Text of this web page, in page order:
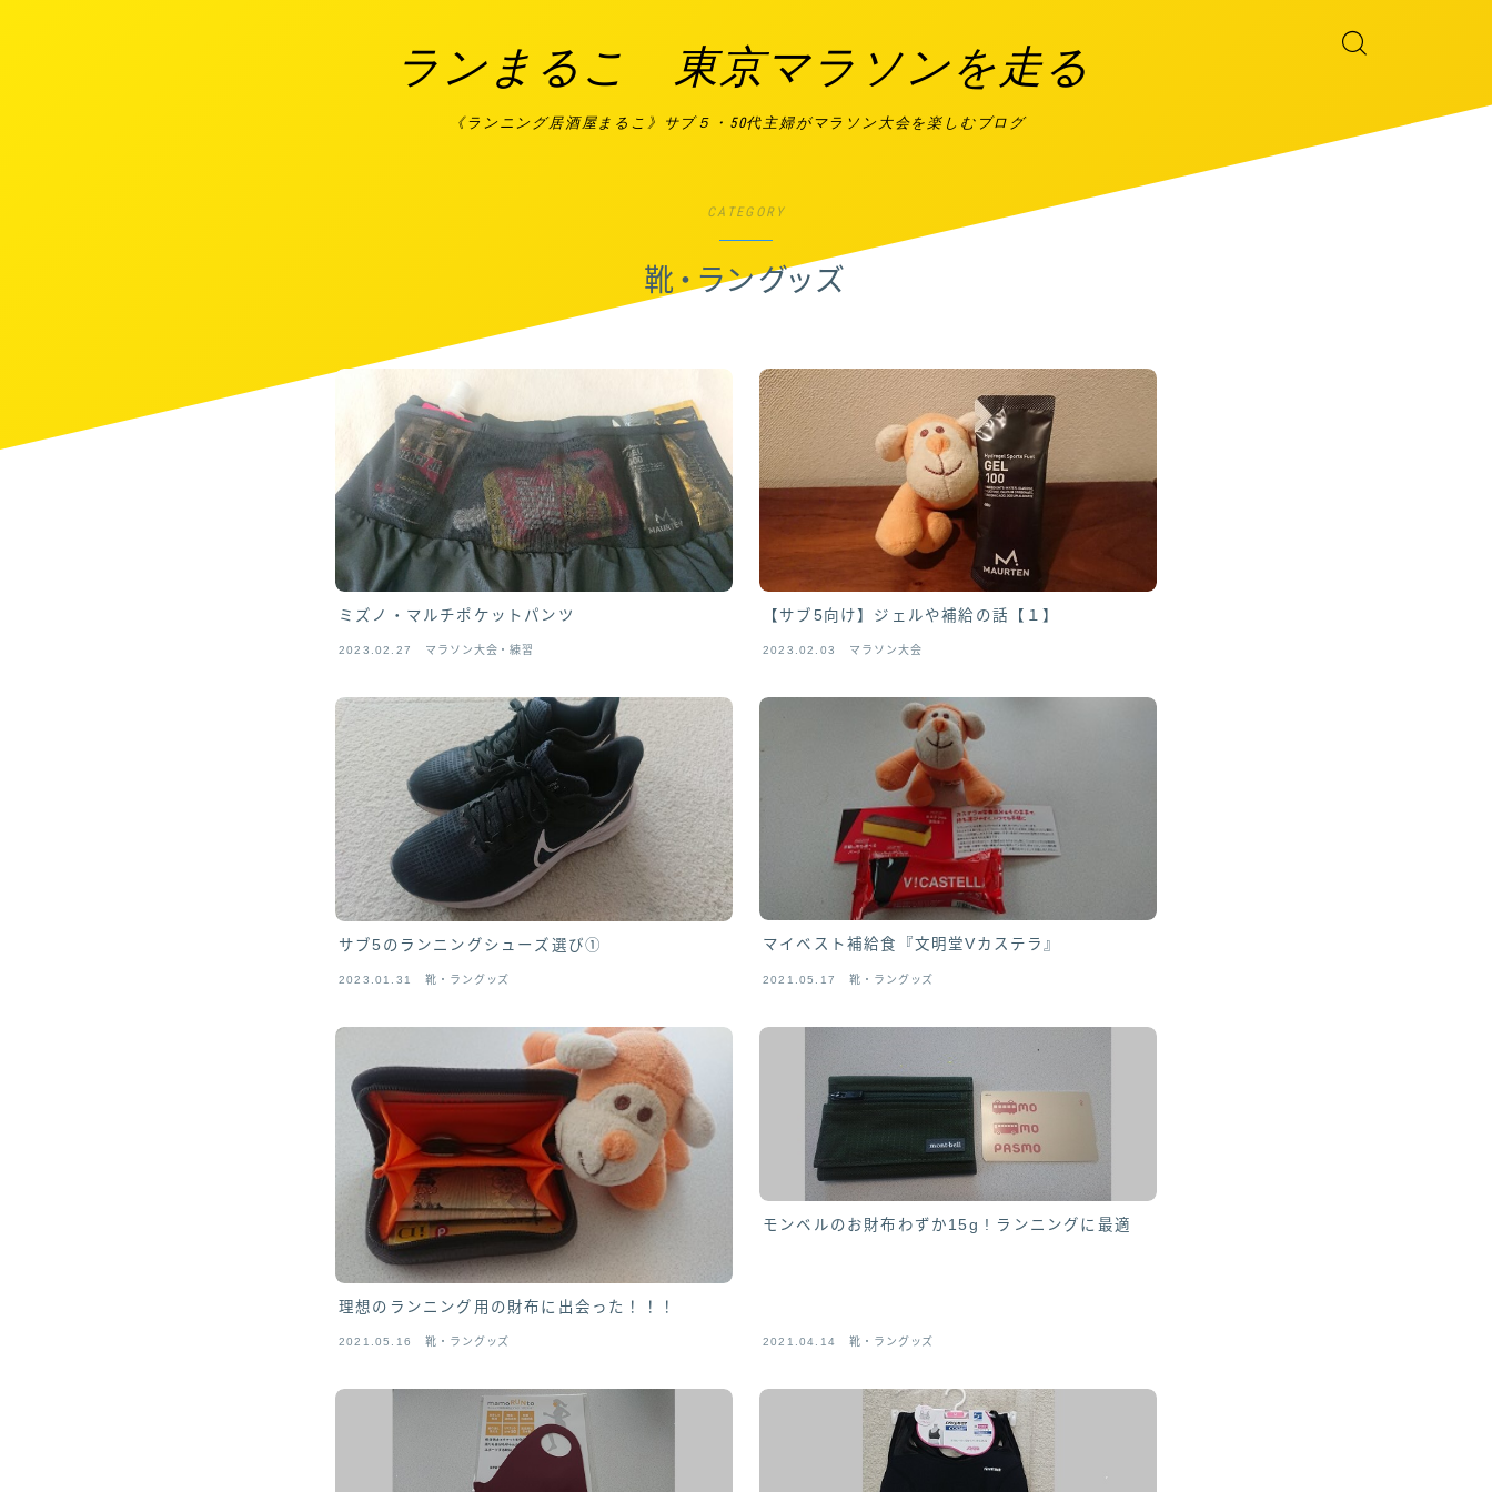
ランまるこ 東京マラソンを走る
《ランニング居酒屋まるこ》サブ５・50代主婦がマラソン大会を楽しむブログ
CATEGORY
靴・ラングッズ
ミズノ・マルチポケットパンツ
2023.02.27 マラソン大会・練習
【サブ5向け】ジェルや補給の話【１】
2023.02.03 マラソン大会
サブ5のランニングシューズ選び①
2023.01.31 靴・ラングッズ
マイベスト補給食『文明堂Vカステラ』
2021.05.17 靴・ラングッズ
理想のランニング用の財布に出会った！！！
2021.05.16 靴・ラングッズ
モンベルのお財布わずか15g ! ランニングに最適
2021.04.14 靴・ラングッズ